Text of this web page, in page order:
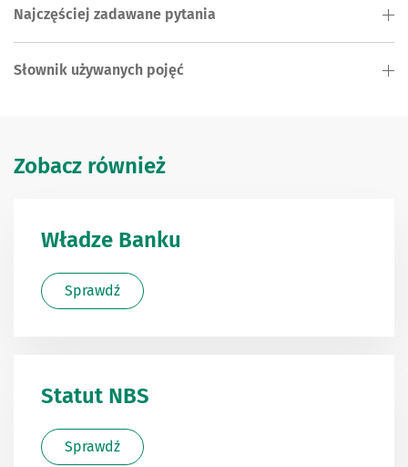
Najczęściej zadawane pytania
Słownik używanych pojęć
Zobacz również
Władze Banku
Sprawdź
Statut NBS
Sprawdź